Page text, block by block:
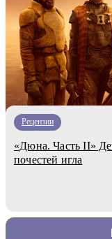
Рецензии
«Дюна. Часть II»
почестей игла